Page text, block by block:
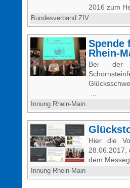
2016 zum
Bundesverband ZIV
Spende
Rhein-
Bei der
Innung Rhein-Main
Hier die
28.06.2017,
dem
Innung Rhein-Main